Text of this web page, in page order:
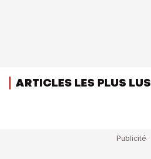
ARTICLES LES PLUS LUS